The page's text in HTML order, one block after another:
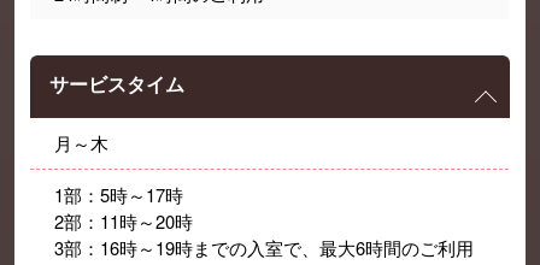
サービスタイム
月～木
1部：5時～17時
2部：11時～20時
3部：16時～19時までの入室で、最大6時間のご利用